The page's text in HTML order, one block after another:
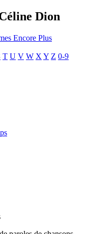
Dion
Encore Plus
T U V W X Y Z 0-9